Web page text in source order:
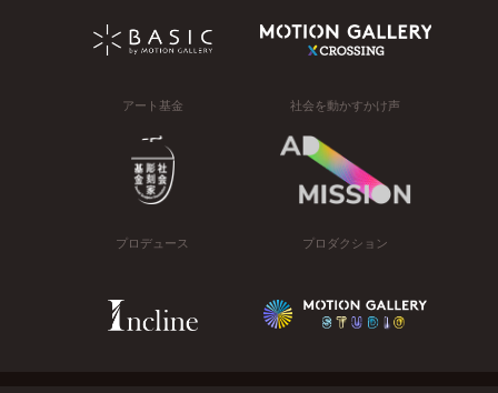
アート基金 社会を動かすかけ声
プロデュース プロダクション